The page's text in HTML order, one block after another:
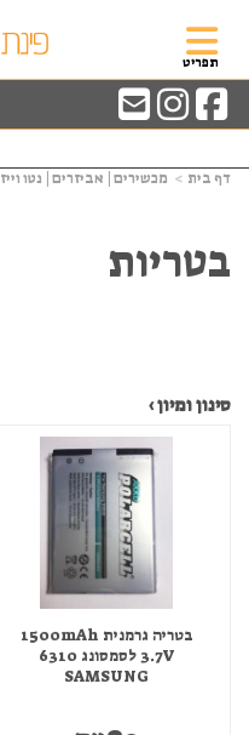
תפריט
דף בית מכשירים | אביזרים | נטו וייז
בטריות
סינון ומיון ›
בטריה גרמנית 1500mAh
3.7V לסמסונג 6310
SAMSUNG